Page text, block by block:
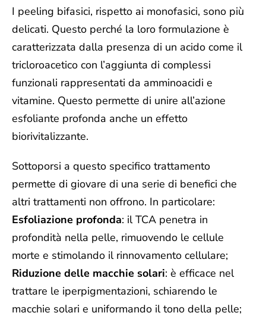
I peeling bifasici, rispetto ai monofasici, sono più
delicati. Questo perché la loro formulazione è
caratterizzata dalla presenza di un acido come il
tricloroacetico con l’aggiunta di complessi
funzionali rappresentati da amminoacidi e
vitamine. Questo permette di unire all’azione
esfoliante profonda anche un effetto
biorivitalizzante.
Sottoporsi a questo specifico trattamento
permette di giovare di una serie di benefici che
altri trattamenti non offrono. In particolare:
Esfoliazione profonda: il TCA penetra in
profondità nella pelle, rimuovendo le cellule
morte e stimolando il rinnovamento cellulare;
Riduzione delle macchie solari: è efficace nel
trattare le iperpigmentazioni, schiarendo le
macchie solari e uniformando il tono della pelle;